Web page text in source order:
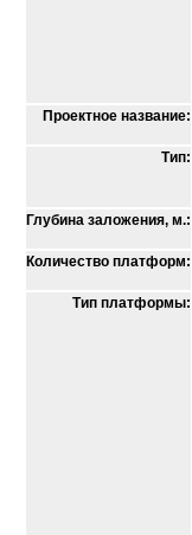
Проектное название:
Тип:
Глубина заложения, м.:
Количество платформ:
Тип платформы: